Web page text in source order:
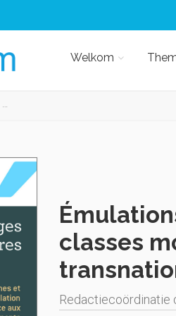
Welkom
classes
Redactiecoördinatie